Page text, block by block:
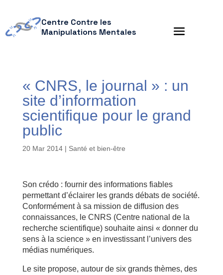
Centre Contre les
Manipulations Mentales
« CNRS, le journal » : un
site d’information
scientifique pour le grand
public
20 Mar 2014| Santé et bien-être
Son crédo : fournir des informations fiables
permettant d’éclairer les grands débats de société.
Conformément à sa mission de diffusion des
connaissances, le CNRS (Centre national de la
recherche scientifique) souhaite ainsi « donner du
sens à la science » en investissant l’univers des
médias numériques.
Le site propose, autour de six grands thèmes, des